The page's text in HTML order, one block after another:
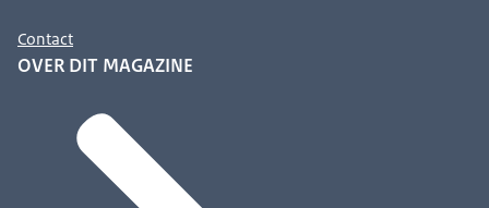
Contact
OVER DIT MAGAZINE